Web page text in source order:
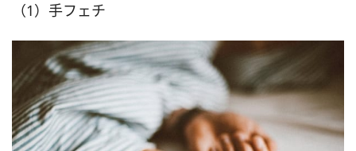
（1）手フェチ